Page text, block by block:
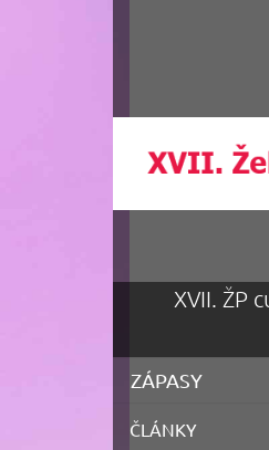
XVII. ŽP
ZÁPASY
ČLÁNKY